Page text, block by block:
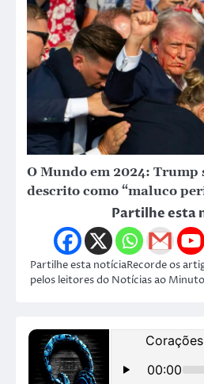
O Mundo em 2024: Trump
descrito como “maluco
Partilhe esta
Partilhe esta notíciaRecorde os
pelos leitores do Notícias ao